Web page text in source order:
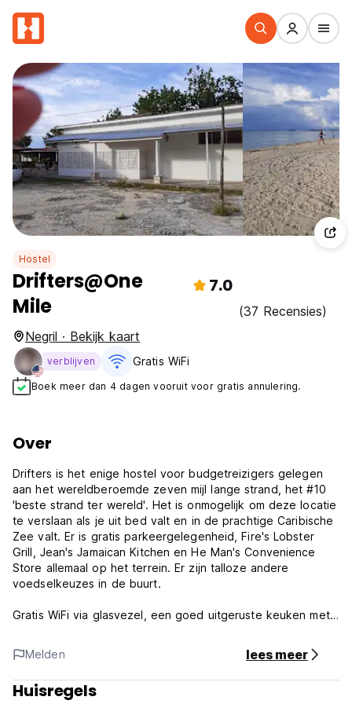
Hostel
Drifters@One
Mile
7.0
(37 Recensies)
Negril · Bekijk kaart
verblijven Gratis WiFi
Boek meer dan 4 dagen vooruit voor gratis annulering.
Over
Drifters is het enige hostel voor budgetreizigers gelegen
aan het wereldberoemde zeven mijl lange strand, het #10
'beste strand ter wereld'. Het is onmogelijk om deze locatie
te verslaan als je uit bed valt en in de prachtige Caribische
Zee valt. Er is gratis parkeergelegenheid, Fire's Lobster
Grill, Jean's Jamaican Kitchen en He Man's Convenience
Store allemaal op het terrein. Er zijn talloze andere
voedselkeuzes in de buurt.
Gratis WiFi via glasvezel, een goed uitgeruste keuken met
voor gebruik door de gasten. Er is nachtelijke beveiliging
beschikbaar en de huisregels zijn zeer relaxed. Van
november tot mei is er drie dagen per week van 15.00 tot
19.00 uur gratis livemuziek in de Drifters Bar met een groot
Melden lees meer
Huisregels